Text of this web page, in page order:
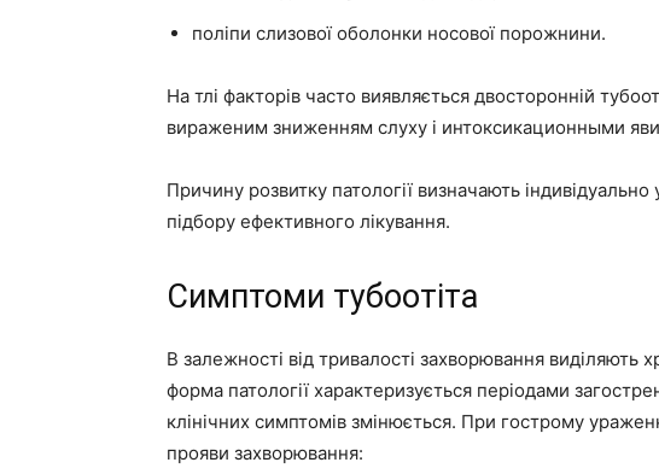
поліпи слизової оболонки носової порожнини.
На тлі факторів часто виявляється двосторонній
вираженим зниженням слуху і интоксикационными
Причину розвитку патології визначають
підбору ефективного лікування.
Симптоми тубоотіта
В залежності від тривалості захворювання виділяють
форма патології характеризується періодами
клінічних симптомів змінюється. При гострому
прояви захворювання: